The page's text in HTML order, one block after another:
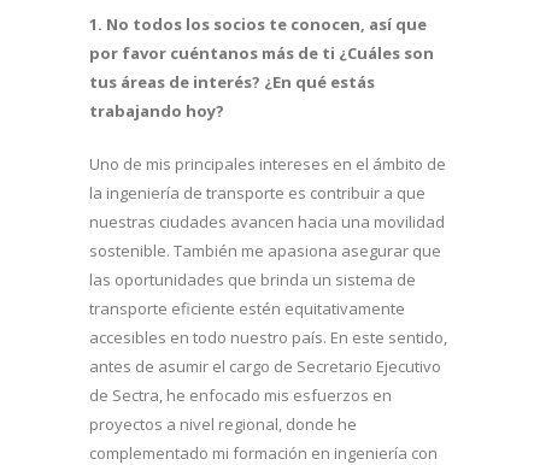
1. No todos los socios te conocen, así que
por favor cuéntanos más de ti ¿Cuáles son
tus áreas de interés? ¿En qué estás
trabajando hoy?
Uno de mis principales intereses en el ámbito de
la ingeniería de transporte es contribuir a que
nuestras ciudades avancen hacia una movilidad
sostenible. También me apasiona asegurar que
las oportunidades que brinda un sistema de
transporte eficiente estén equitativamente
accesibles en todo nuestro país. En este sentido,
antes de asumir el cargo de Secretario Ejecutivo
de Sectra, he enfocado mis esfuerzos en
proyectos a nivel regional, donde he
complementado mi formación en ingeniería con